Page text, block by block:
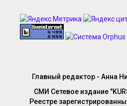
Главный редактор - Анна
СМИ Сетевое издание
Реестре